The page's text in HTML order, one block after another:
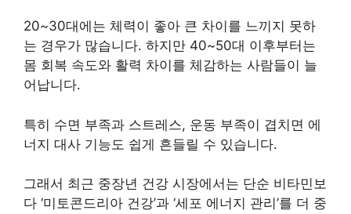
20~30대에는 체력이 좋아 큰 차이를 느끼지 못하
는 경우가 많습니다. 하지만 40~50대 이후부터는
몸 회복 속도와 활력 차이를 체감하는 사람들이 늘
어납니다.
특히 수면 부족과 스트레스, 운동 부족이 겹치면 에
너지 대사 기능도 쉽게 흔들릴 수 있습니다.
그래서 최근 중장년 건강 시장에서는 단순 비타민보
다 ‘미토콘드리아 건강’과 ‘세포 에너지 관리’를 더 중